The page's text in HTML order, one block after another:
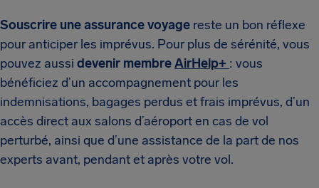
Souscrire une assurance voyage reste un bon réflexe
pour anticiper les imprévus. Pour plus de sérénité, vous
pouvez aussi devenir membreAirHelp+ : vous
bénéficiez d’un accompagnement pour les
indemnisations, bagages perdus et frais imprévus, d’un
accès direct aux salons d’aéroport en cas de vol
perturbé, ainsi que d’une assistance de la part de nos
experts avant, pendant et après votre vol.